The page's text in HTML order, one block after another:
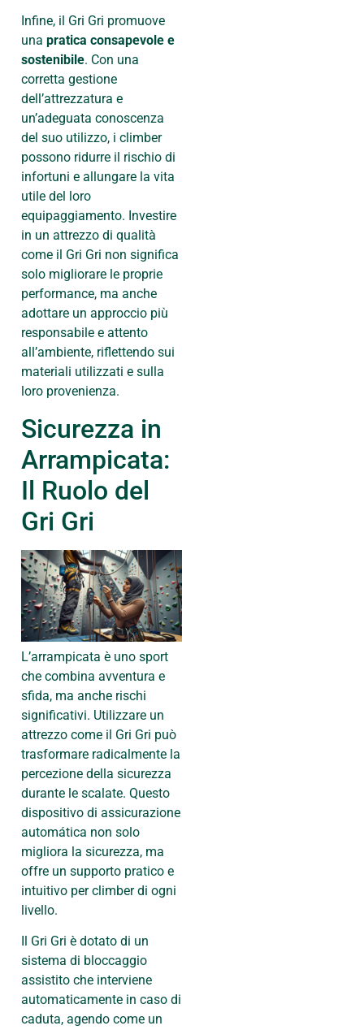
Infine, il Gri Gri promuove
una pratica consapevole e
sostenibile. Con una
corretta gestione
dell’attrezzatura e
un’adeguata conoscenza
del suo utilizzo, i climber
possono ridurre il rischio di
infortuni e allungare la vita
utile del loro
equipaggiamento. Investire
in un attrezzo di qualità
come il Gri Gri non significa
solo migliorare le proprie
performance, ma anche
adottare un approccio più
responsabile e attento
all’ambiente, riflettendo sui
materiali utilizzati e sulla
loro provenienza.
Sicurezza in
Arrampicata:
Il Ruolo del
Gri Gri
L’arrampicata è uno sport
che combina avventura e
sfida, ma anche rischi
significativi. Utilizzare un
attrezzo come il Gri Gri può
trasformare radicalmente la
percezione della sicurezza
durante le scalate. Questo
dispositivo di assicurazione
automática non solo
migliora la sicurezza, ma
offre un supporto pratico e
intuitivo per climber di ogni
livello.
Il Gri Gri è dotato di un
sistema di bloccaggio
assistito che interviene
automaticamente in caso di
caduta, agendo come un